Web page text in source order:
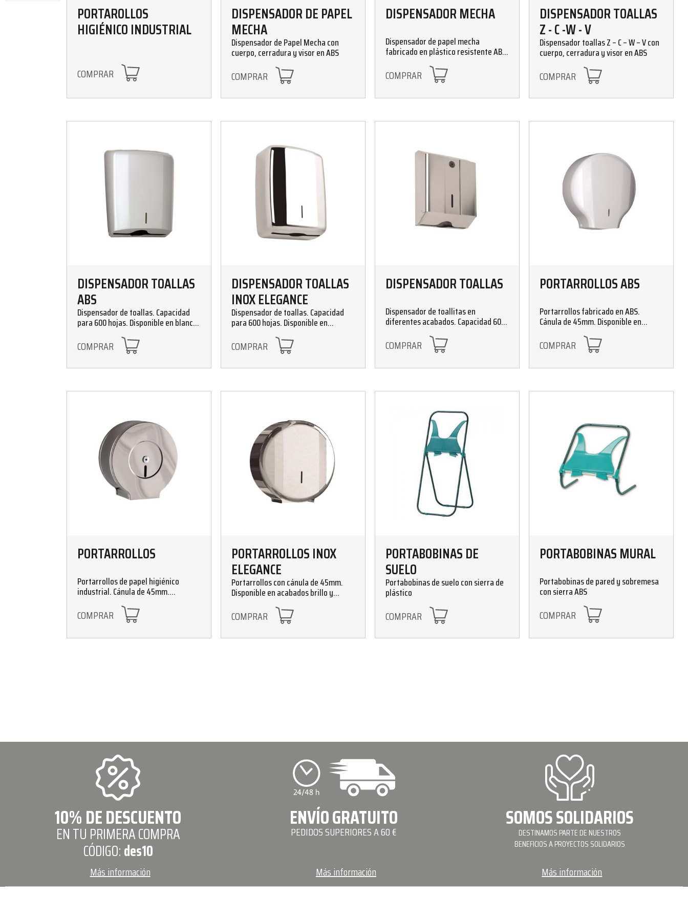
PORTAROLLOS
HIGIÉNICO INDUSTRIAL
COMPRAR
DISPENSADOR DE PAPEL
MECHA
Dispensador de Papel Mecha con
cuerpo, cerradura y visor en ABS
COMPRAR
DISPENSADOR MECHA
Dispensador de papel mecha
fabricado en plástico resistente ABS.
Disponible en acabado blanco y fumé
COMPRAR
DISPENSADOR TOALLAS
Z - C -W - V
Dispensador toallas Z – C – W – V con
cuerpo, cerradura y visor en ABS
COMPRAR
DISPENSADOR TOALLAS
ABS
Dispensador de toallas. Capacidad
para 600 hojas. Disponible en blanco
COMPRAR
DISPENSADOR TOALLAS
INOX ELEGANCE
Dispensador de toallas. Capacidad
para 600 hojas. Disponible en
acabado brillo y satinado
COMPRAR
DISPENSADOR TOALLAS
Dispensador de toallitas en
diferentes acabados. Capacidad 600
COMPRAR
PORTARROLLOS ABS
Portarrollos fabricado en ABS.
Cánula de 45mm. Disponible en
acabado blanco y fumé
COMPRAR
PORTARROLLOS
Portarrollos de papel higiénico
industrial. Cánula de 45mm.
Disponible en acabados epoxi y inox
COMPRAR
PORTARROLLOS INOX
ELEGANCE
Portarrollos con cánula de 45mm.
Disponible en acabados brillo y
COMPRAR
PORTABOBINAS DE
SUELO
Portabobinas de suelo con sierra de
plástico
COMPRAR
PORTABOBINAS MURAL
Portabobinas de pared y sobremesa
con sierra ABS
COMPRAR
10% DE DESCUENTO
EN TU PRIMERA COMPRA
CÓDIGO:des10
Más información
ENVÍO GRATUITO
PEDIDOS SUPERIORES A 60 €
Más información
SOMOS SOLIDARIOS
DESTINAMOS PARTE DE NUESTROS
BENEFICIOS A PROYECTOS SOLIDARIOS
Más información